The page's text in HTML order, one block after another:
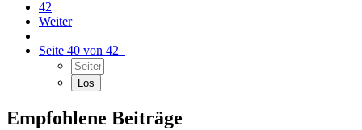
42
Weiter
Seite 40 von 42
Empfohlene Beiträge